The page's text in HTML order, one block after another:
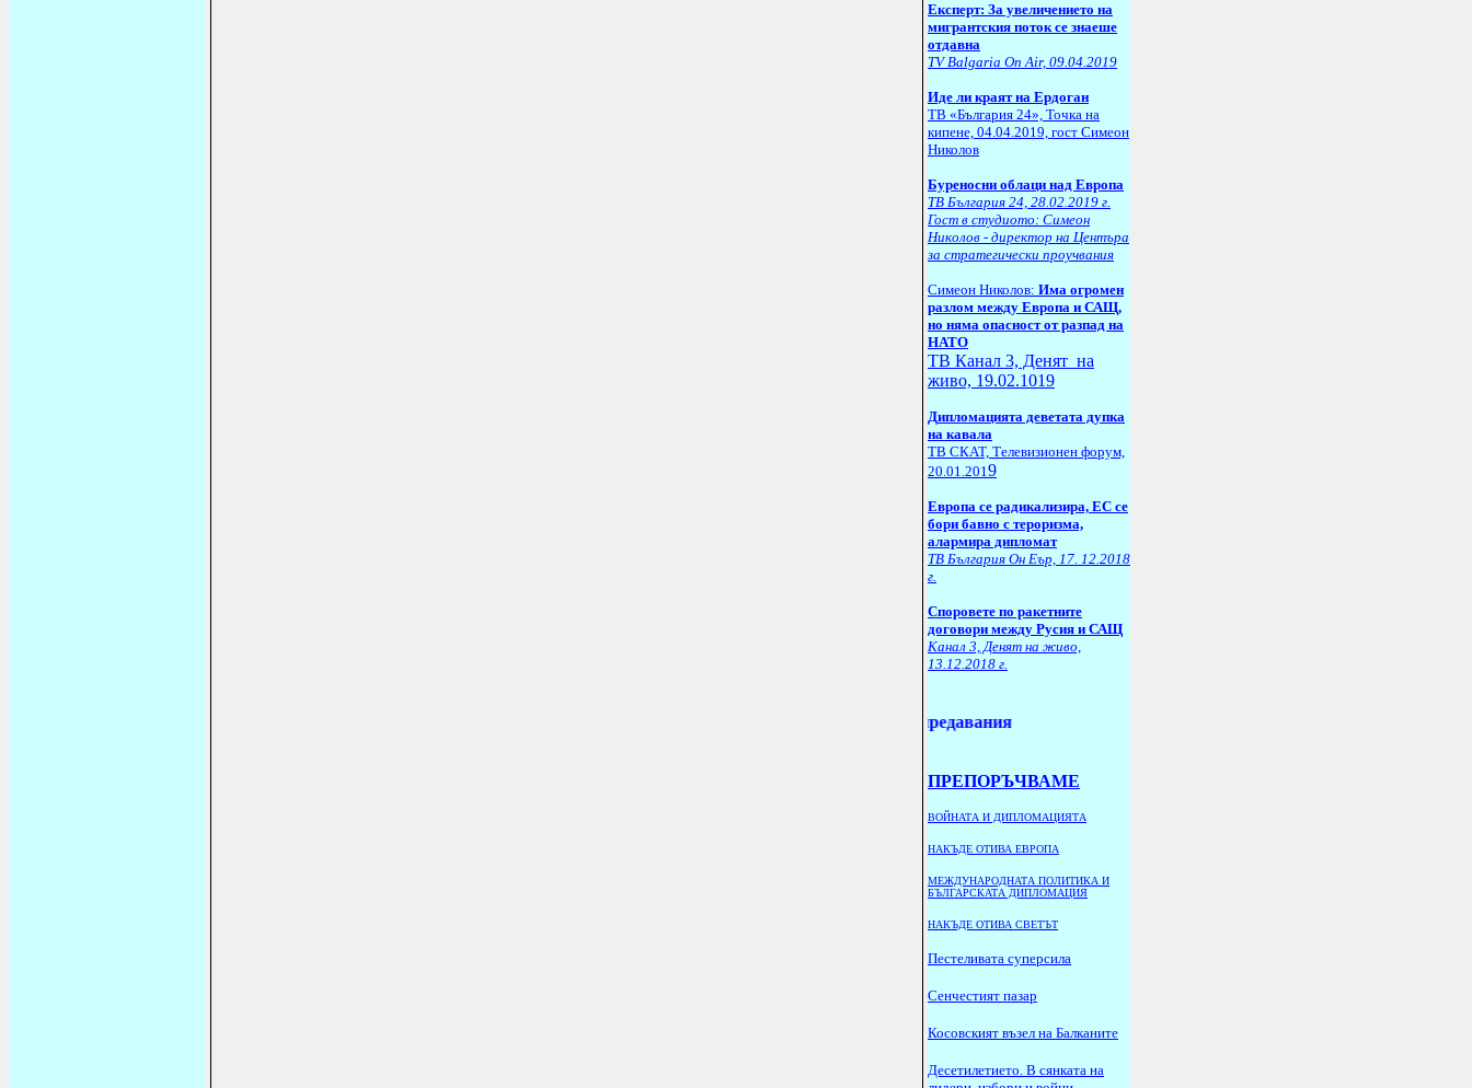
Експерт: За увеличението на
мигрантския поток се знаеше
отдавна
ТV Balgaria On Air, 09.04.2019
Иде ли краят на Ердоган
ТВ «България 24», Точка на
кипене, 04.04.2019, гост Симеон
Николов
Буреносни облаци над Европа
ТВ България 24, 28.02.2019 г.
Гост в студиото: Симеон
Николов - директор на Центъра
за стратегически проучвания
Симеон Николов: Има огромен
разлом между Европа и САЩ,
но няма опасност от разпад на
НАТО
ТВ Канал 3, Денят на
живо, 19.02.1019
Дипломацията деветата дупка
на кавала
ТВ СКАТ, Телевизионен форум,
20.01.2019
Европа се радикализира, ЕС се
бори бавно с тероризма,
алармира дипломат
ТВ България Он Еър, 17. 12.2018
г.
Споровете по ракетните
договори между Русия и САЩ
Канал 3, Денят на живо,
13.12.2018 г.
Други линкове към предавания
ПРЕПОРЪЧВАМЕ
ВОЙНАТА И ДИПЛОМАЦИЯТА
НАКЪДЕ ОТИВА ЕВРОПА
МЕЖДУНАРОДНАТА ПОЛИТИКА И
БЪЛГАРСКАТА ДИПЛОМАЦИЯ
НАКЪДЕ ОТИВА СВЕТЪТ
Пестеливата суперсила
Сенчестият пазар
Косовският възел на Балканите
Десетилетието. В сянката на